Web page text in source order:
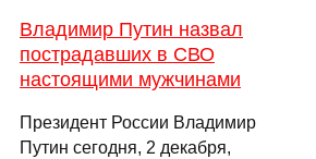
Владимир Путин назвал
пострадавших в СВО
настоящими мужчинами
Президент России Владимир
Путин сегодня, 2 декабря,